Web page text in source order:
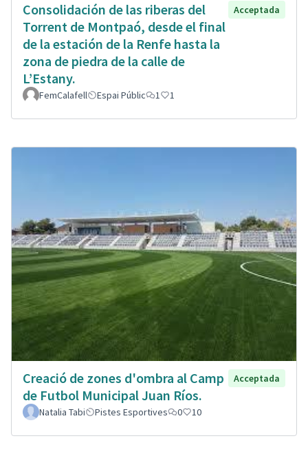
Consolidación de las riberas del
Torrent de Montpaó, desde el final
de la estación de la Renfe hasta la
zona de piedra de la calle de
L’Estany.
Acceptada
FemCalafell Espai Públic 1 1
Creació de zones d'ombra al Camp
de Futbol Municipal Juan Ríos.
Acceptada
Natalia Tabi Pistes Esportives 0 10